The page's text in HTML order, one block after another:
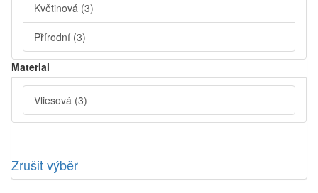
Květinová (3)
Přírodní (3)
Material
Vliesová (3)
Zrušit výběr